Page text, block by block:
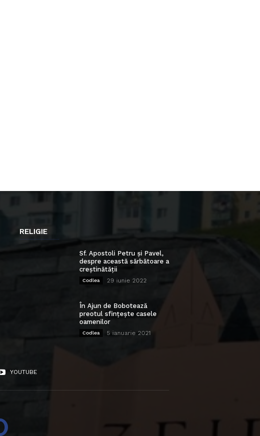
RELIGIE
Sf. Apostoli Petru și Pavel,
despre această sărbătoare a
creștinătății
Codlea 29 iunie 2022
În Ajun de Bobotează
preotul sfințește casele
oamenilor
Codlea 5 ianuarie 2021
YOUTUBE